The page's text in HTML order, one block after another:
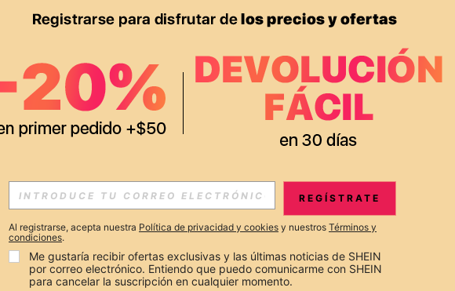
EN APP
RECIBIR OFERTAS EXCLUSIVAS, PROMOCIONES Y NOTICIAS DE SHEIN
Suscribir
REGÍSTRATE
Al registrarse, acepta nuestra Política de privacidad y cookies y nuestros Términos y
condiciones.
Me gustaría recibir ofertas exclusivas y las últimas noticias de SHEIN
por correo electrónico. Entiendo que puedo comunicarme con SHEIN
para cancelar la suscripción en cualquier momento.